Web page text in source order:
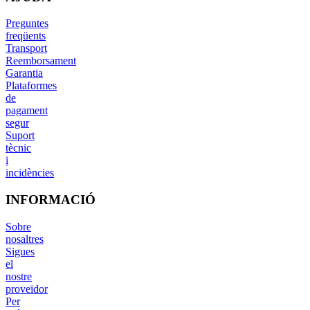
Preguntes
freqüents
Transport
Reemborsament
Garantia
Plataformes
de
pagament
segur
Suport
tècnic
i
incidències
INFORMACIÓ
Sobre
nosaltres
Sigues
el
nostre
proveïdor
Per